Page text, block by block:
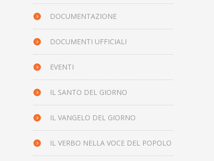
DOCUMENTAZIONE
DOCUMENTI UFFICIALI
EVENTI
IL SANTO DEL GIORNO
IL VANGELO DEL GIORNO
IL VERBO NELLA VOCE DEL POPOLO